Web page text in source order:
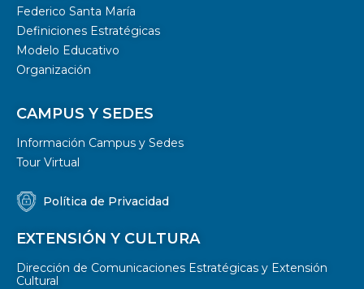
Federico Santa María
Definiciones Estratégicas
Modelo Educativo
Organización
CAMPUS Y SEDES
Información Campus y Sedes
Tour Virtual
Política de Privacidad
EXTENSIÓN Y CULTURA
Dirección de Comunicaciones Estratégicas y Extensión
Cultural